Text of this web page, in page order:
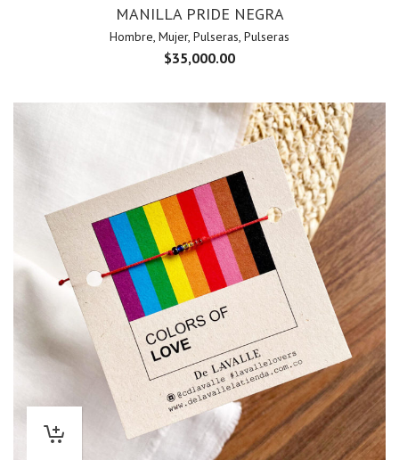
MANILLA PRIDE NEGRA
Hombre, Mujer, Pulseras, Pulseras
$35,000.00